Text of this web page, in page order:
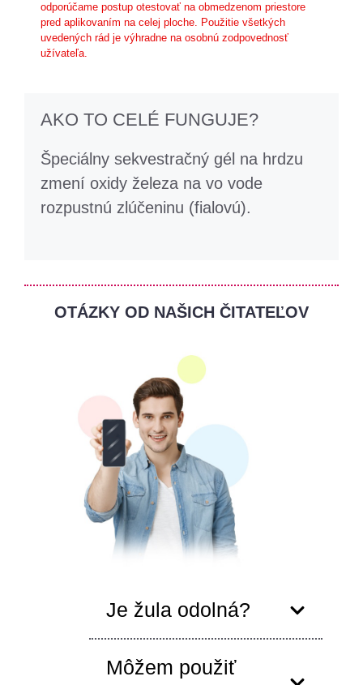
odporúčame postup otestovať na obmedzenom priestore
pred aplikovaním na celej ploche. Použitie všetkých
uvedených rád je výhradne na osobnú zodpovednosť
užívateľa.
AKO TO CELÉ FUNGUJE?
Špeciálny sekvestračný gél na hrdzu
zmení oxidy železa na vo vode
rozpustnú zlúčeninu (fialovú).
OTÁZKY OD NAŠICH ČITATEĽOV
Je žula odolná?
Môžem použiť